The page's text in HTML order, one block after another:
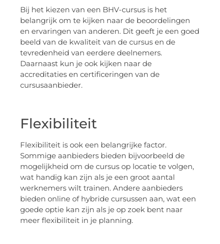
Bij het kiezen van een BHV-cursus is het
belangrijk om te kijken naar de beoordelingen
en ervaringen van anderen. Dit geeft je een goed
beeld van de kwaliteit van de cursus en de
tevredenheid van eerdere deelnemers.
Daarnaast kun je ook kijken naar de
accreditaties en certificeringen van de
cursusaanbieder.
Flexibiliteit
Flexibiliteit is ook een belangrijke factor.
Sommige aanbieders bieden bijvoorbeeld de
mogelijkheid om de cursus op locatie te volgen,
wat handig kan zijn als je een groot aantal
werknemers wilt trainen. Andere aanbieders
bieden online of hybride cursussen aan, wat een
goede optie kan zijn als je op zoek bent naar
meer flexibiliteit in je planning.